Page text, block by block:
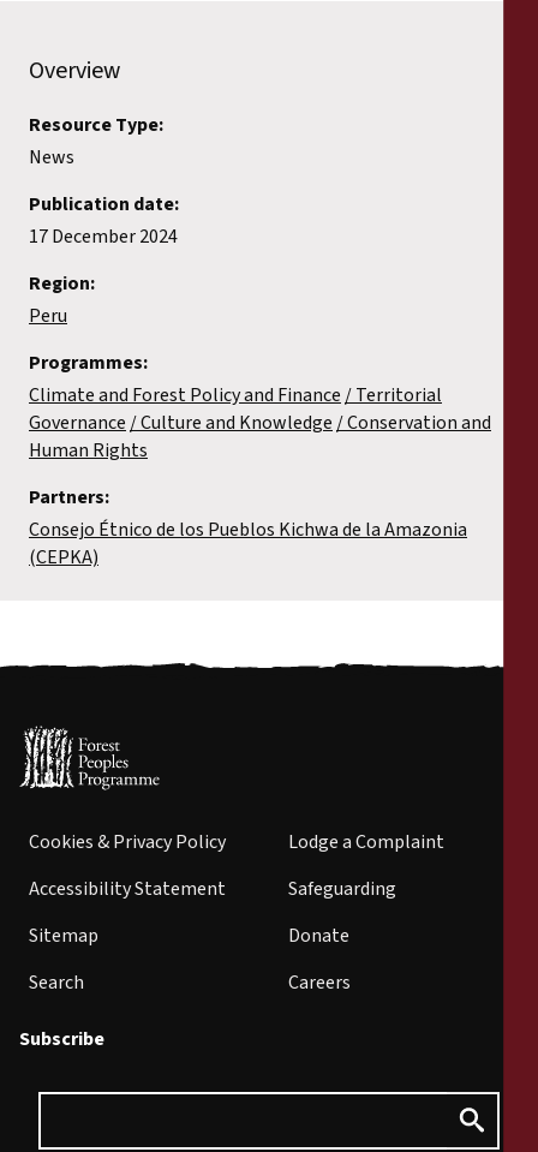
Overview
Resource Type:
News
Publication date:
17 December 2024
Region:
Peru
Programmes:
Climate and Forest Policy and Finance
Territorial
Governance Culture and Knowledge Conservation and
Human Rights
Partners:
Consejo Étnico de los Pueblos Kichwa de la Amazonia
(CEPKA)
Cookies & Privacy Policy
Accessibility Statement
Sitemap
Search
Lodge a Complaint
Safeguarding
Donate
Careers
Subscribe